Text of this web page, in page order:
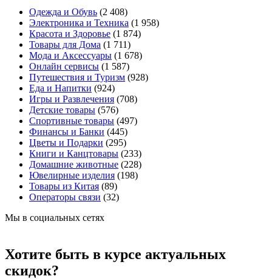
Одежда и Обувь (2 408)
Электроника и Техника (1 958)
Красота и Здоровье (1 874)
Товары для Дома (1 711)
Мода и Аксессуары (1 678)
Онлайн сервисы (1 587)
Путешествия и Туризм (928)
Еда и Напитки (924)
Игры и Развлечения (708)
Детские товары (576)
Спортивные товары (497)
Финансы и Банки (445)
Цветы и Подарки (295)
Книги и Канцтовары (233)
Домашние животные (228)
Ювелирные изделия (198)
Товары из Китая (89)
Операторы связи (32)
Мы в социальных сетях
Хотите быть в курсе актуальных
скидок?